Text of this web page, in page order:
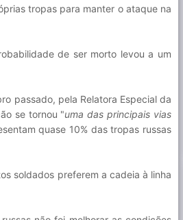
tropas para manter o ataque na
de ser morto levou a um
passado, pela Relatora Especial da
se tornou "uma das principais vias
quase 10% das tropas russas
soldados preferem a cadeia à linha